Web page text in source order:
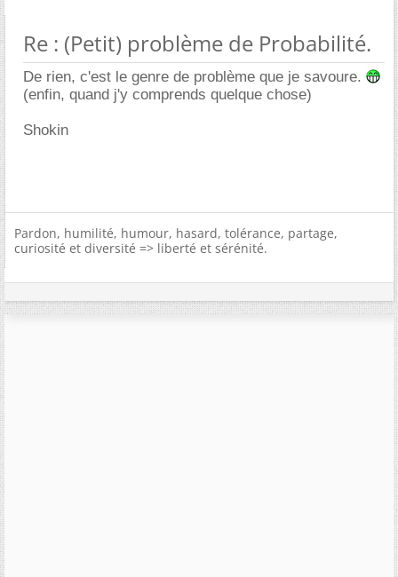
Re : (Petit) problème de Probabilité.
De rien, c'est le genre de problème que je savoure.
(enfin, quand j'y comprends quelque chose)
Shokin
Pardon, humilité, humour, hasard, tolérance, partage,
curiosité et diversité => liberté et sérénité.